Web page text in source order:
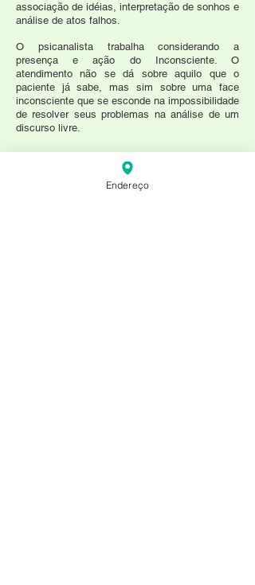
associação de idéias, interpretação de sonhos e
análise de atos falhos.
O psicanalista trabalha considerando a
presença e ação do Inconsciente. O
atendimento não se dá sobre aquilo que o
paciente já sabe, mas sim sobre uma face
inconsciente que se esconde na impossibilidade
de resolver seus problemas na análise de um
discurso livre.
valores e a refletir sobre os problemas fazendo
com que própria pessoa encontre soluções
Endereço